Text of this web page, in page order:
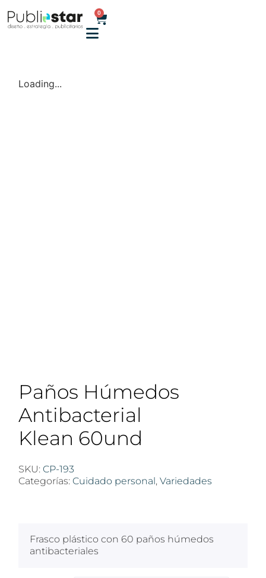
0
Loading...
Paños Húmedos
Antibacterial
Klean 60und
SKU: CP-193
Categorías: Cuidado personal , Variedades
Frasco plástico con 60 paños húmedos
antibacteriales